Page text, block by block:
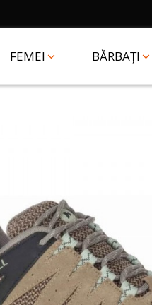
FEMEI BĂRBAȚI